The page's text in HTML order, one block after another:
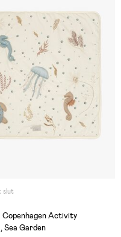
slut
Copenhagen Activity
Sea Garden